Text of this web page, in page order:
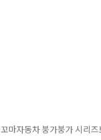
꼬마자동차 붕가붕가 시리즈